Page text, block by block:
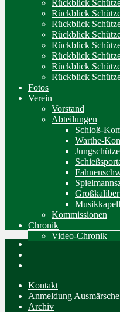
Rückblick
Rückblick
Rückblick
Rückblick
Rückblick
Rückblick
Rückblick
Rückblick
Fotos
Verein
Vorstand
Abteilungen
Schloß-
Warthe-
Kommissionen
Chronik
Video-Chronik
Kontakt
Anmeldung Ausmärsche
Archiv